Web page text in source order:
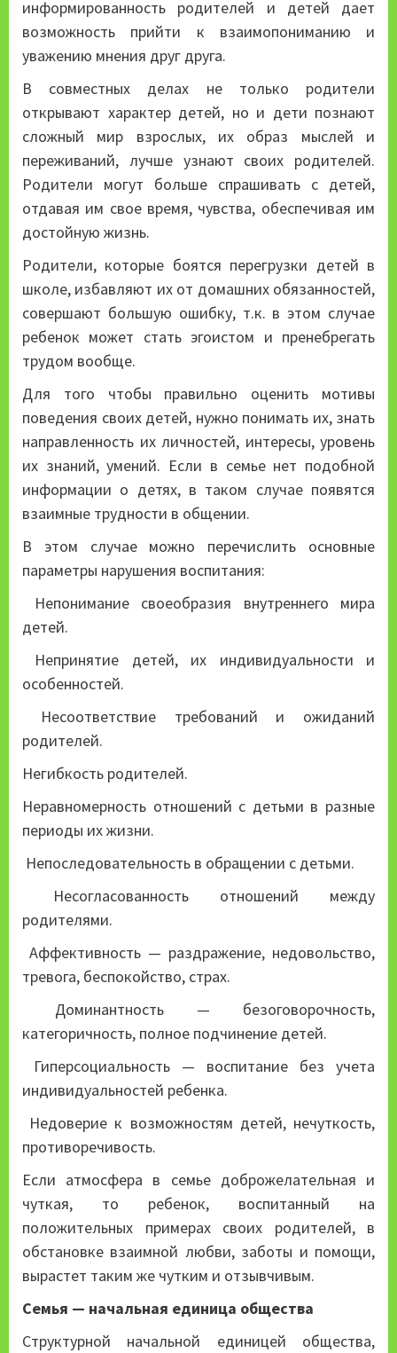
информированность родителей и детей дает
возможность прийти к взаимопониманию и
уважению мнения друг друга.
В совместных делах не только родители
открывают характер детей, но и дети познают
сложный мир взрослых, их образ мыслей и
переживаний, лучше узнают своих родителей.
Родители могут больше спрашивать с детей,
отдавая им свое время, чувства, обеспечивая им
достойную жизнь.
Родители, которые боятся перегрузки детей в
школе, избавляют их от домашних обязанностей,
совершают большую ошибку, т.к. в этом случае
ребенок может стать эгоистом и пренебрегать
трудом вообще.
Для того чтобы правильно оценить мотивы
поведения своих детей, нужно понимать их, знать
направленность их личностей, интересы, уровень
их знаний, умений. Если в семье нет подобной
информации о детях, в таком случае появятся
взаимные трудности в общении.
В этом случае можно перечислить основные
параметры нарушения воспитания:
Непонимание своеобразия внутреннего мира
детей.
Непринятие детей, их индивидуальности и
особенностей.
Несоответствие требований и ожиданий
родителей.
Негибкость родителей.
Неравномерность отношений с детьми в разные
периоды их жизни.
Непоследовательность в обращении с детьми.
Несогласованность отношений между
родителями.
Аффективность — раздражение, недовольство,
тревога, беспокойство, страх.
Доминантность — безоговорочность,
категоричность, полное подчинение детей.
Гиперсоциальность — воспитание без учета
индивидуальностей ребенка.
Недоверие к возможностям детей, нечуткость,
противоречивость.
Если атмосфера в семье доброжелательная и
чуткая, то ребенок, воспитанный на
положительных примерах своих родителей, в
обстановке взаимной любви, заботы и помощи,
вырастет таким же чутким и отзывчивым.
Семья — начальная единица общества
Структурной начальной единицей общества,